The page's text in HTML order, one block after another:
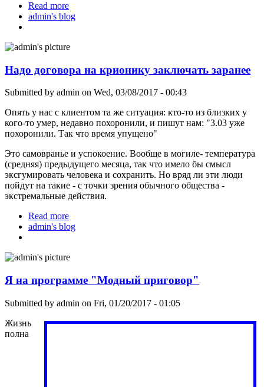
Read more
admin's blog
Надо договора на крионику заключать заранее
Submitted by admin on Wed, 03/08/2017 - 00:43
Опять у нас с клиентом та же ситуация: кто-то из близких у
кого-то умер, недавно похоронили, и пишут нам: "3.03 уже
похоронили. Так что время упущено"
Это самовранье и успокоение. Вообще в могиле- температура
(средняя) предыдущего месяца, так что имело бы смысл
эксгумировать человека и сохранить. Но вряд ли эти люди
пойдут на такие - с точки зрения обычного общества -
экстремальные действия.
Read more
заранее
admin's blog
Я на программе "Модный приговор"
Submitted by admin on Fri, 01/20/2017 - 01:05
Жизнь
полна